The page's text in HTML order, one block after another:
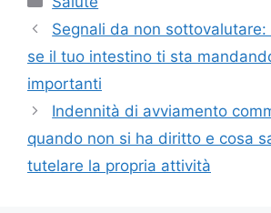
Segnali da non sottovalutare:
se il tuo intestino ti sta
importanti
Indennità di avviamento
quando non si ha diritto e cosa
tutelare la propria attività